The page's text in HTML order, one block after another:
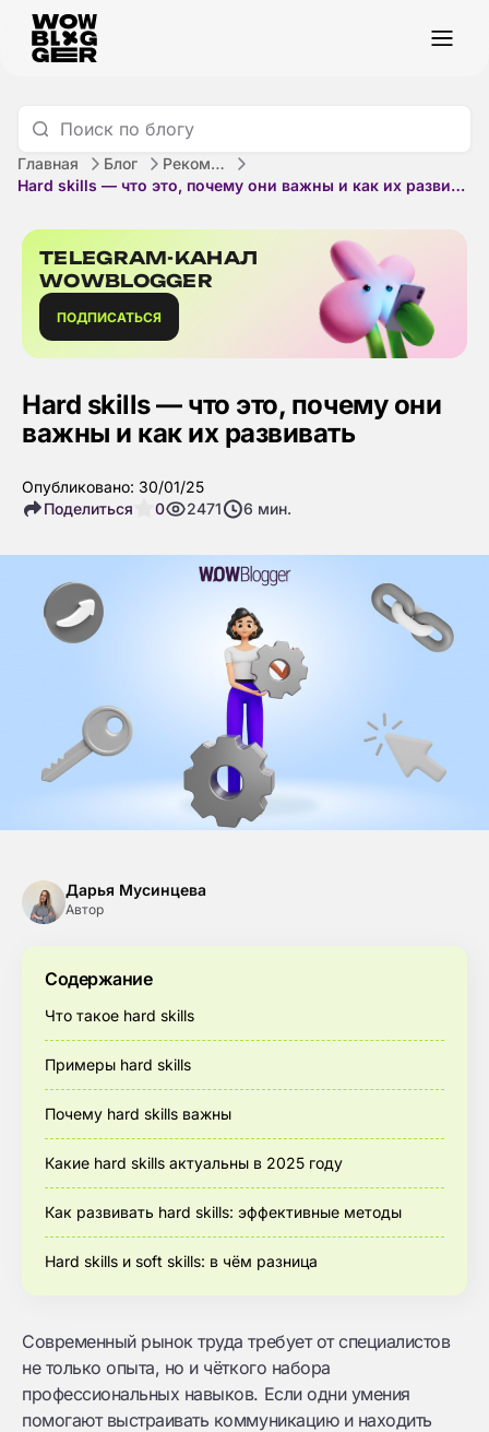
Главная Блог
Рекомендации
Hard skills — что это, почему они важны и как их развивать
TELEGRAM-КАНАЛ
WOWBLOGGER
ПОДПИСАТЬСЯ
Hard skills — что это, почему они
важны и как их развивать
Опубликовано: 30/01/25
Поделиться
0 2471 6 мин.
Дарья Мусинцева
Автор
Содержание
Что такое hard skills
Примеры hard skills
Почему hard skills важны
Какие hard skills актуальны в 2025 году
Как развивать hard skills: эффективные методы
Hard skills и soft skills: в чём разница
Современный рынок труда требует от специалистов
не только опыта, но и чёткого набора
профессиональных навыков. Если одни умения
помогают выстраивать коммуникацию и находить